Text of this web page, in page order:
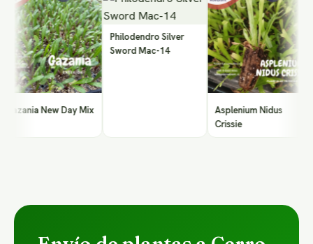
New Day Mix
Philodendro Silver
Sword Mac-14
Asplenium Nidus
Crissie